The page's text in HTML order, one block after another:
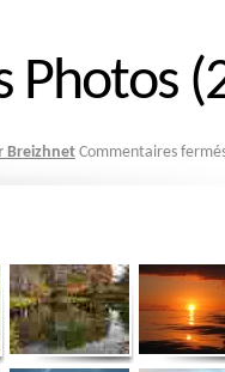
Photos
BreizhnetCommentaires